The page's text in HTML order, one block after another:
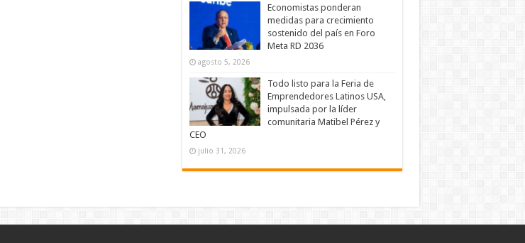
Economistas ponderan
medidas para crecimiento
sostenido del país en Foro
Meta RD 2036
agosto 5, 2026
Todo listo para la Feria de
Emprendedores Latinos USA,
impulsada por la líder
comunitaria Matibel Pérez y
CEO
julio 31, 2026